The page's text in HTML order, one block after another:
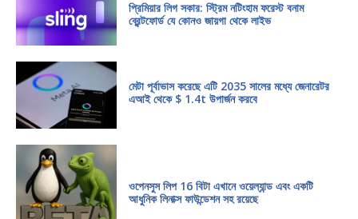
প্রিমিয়ার লিগ সকার: স্ট্রিম নটিংহাম ফরেস্ট বনাম
ব্রেন্টফোর্ড যে কোনও জায়গা থেকে লাইভ
মেটা পূর্বাভাস করেছে এটি 2035 সালের মধ্যে জেনারেটর
এআই থেকে $ 1.4t উপার্জন করবে
ওপেনসুস লিপ 16 বিটা এখানে ওয়েল্যান্ড এবং একটি
আধুনিক লিনাক্স ফাউন্ডেশন সহ রয়েছে